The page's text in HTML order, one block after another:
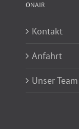
ONAIR
Kontakt
Anfahrt
Unser Team